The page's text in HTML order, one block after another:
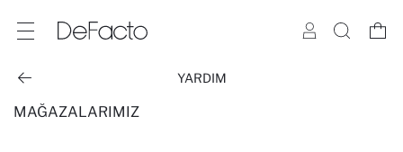
YARDIM
MAĞAZALARIMIZ